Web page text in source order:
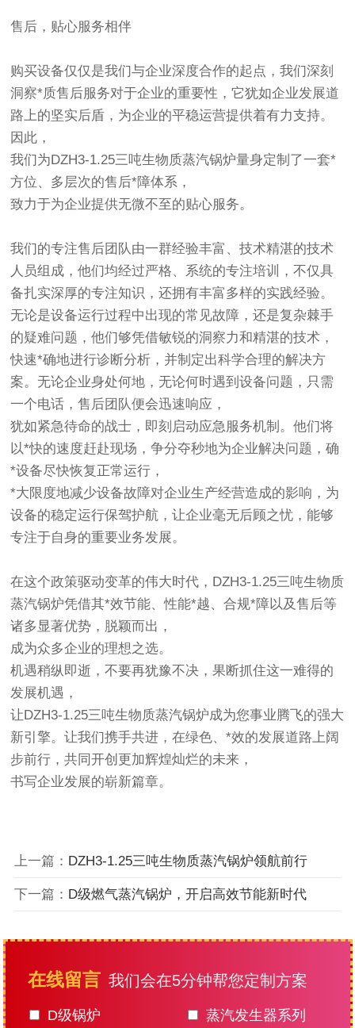
售后，贴心服务相伴
购买设备仅仅是我们与企业深度合作的起点，我们深刻
洞察*质售后服务对于企业的重要性，它犹如企业发展道
路上的坚实后盾，为企业的平稳运营提供着有力支持。
因此，
我们为DZH3-1.25三吨生物质蒸汽锅炉量身定制了一套*
方位、多层次的售后*障体系，
致力于为企业提供无微不至的贴心服务。
我们的专注售后团队由一群经验丰富、技术精湛的技术
人员组成，他们均经过严格、系统的专注培训，不仅具
备扎实深厚的专注知识，还拥有丰富多样的实践经验。
无论是设备运行过程中出现的常见故障，还是复杂棘手
的疑难问题，他们够凭借敏锐的洞察力和精湛的技术，
快速*确地进行诊断分析，并制定出科学合理的解决方
案。无论企业身处何地，无论何时遇到设备问题，只需
一个电话，售后团队便会迅速响应，
犹如紧急待命的战士，即刻启动应急服务机制。他们将
以*快的速度赶赴现场，争分夺秒地为企业解决问题，确
*设备尽快恢复正常运行，
*大限度地减少设备故障对企业生产经营造成的影响，为
设备的稳定运行保驾护航，让企业毫无后顾之忧，能够
专注于自身的重要业务发展。
在这个政策驱动变革的伟大时代，DZH3-1.25三吨生物质
蒸汽锅炉凭借其*效节能、性能*越、合规*障以及售后等
诸多显著优势，脱颖而出，
成为众多企业的理想之选。
机遇稍纵即逝，不要再犹豫不决，果断抓住这一难得的
发展机遇，
让DZH3-1.25三吨生物质蒸汽锅炉成为您事业腾飞的强大
新引擎。让我们携手共进，在绿色、*效的发展道路上阔
步前行，共同开创更加辉煌灿烂的未来，
书写企业发展的崭新篇章。
上一篇： DZH3-1.25三吨生物质蒸汽锅炉领航前行
下一篇： D级燃气蒸汽锅炉，开启高效节能新时代
在线留言 我们会在5分钟帮您定制方案
D级锅炉 蒸汽发生器系列